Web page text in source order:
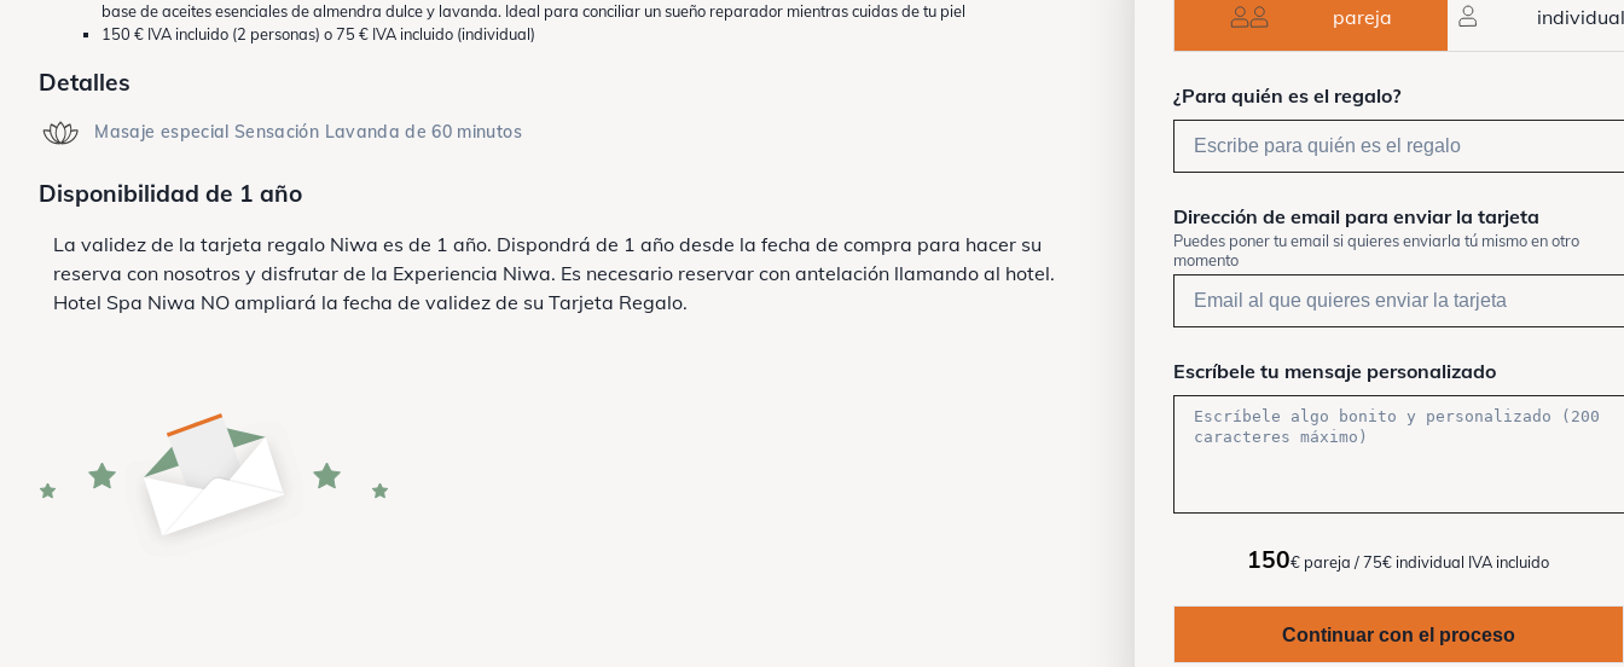
base de aceites esenciales de almendra dulce y lavanda. Ideal para conciliar un sueño reparador mientras cuidas de tu piel
150 € IVA incluido (2 personas) o 75 € IVA incluido (individual)
Detalles
Masaje especial Sensación Lavanda de 60 minutos
Disponibilidad de 1 año
La validez de la tarjeta regalo Niwa es de 1 año. Dispondrá de 1 año desde la fecha de compra para hacer su
reserva con nosotros y disfrutar de la Experiencia Niwa. Es necesario reservar con antelación llamando al hotel.
Hotel Spa Niwa NO ampliará la fecha de validez de su Tarjeta Regalo.
pareja individual
¿Para quién es el regalo?
Dirección de email para enviar la tarjeta
Puedes poner tu email si quieres enviarla tú mismo en otro
momento
Escríbele tu mensaje personalizado
150€ pareja / 75€ individual IVA incluido
Continuar con el proceso